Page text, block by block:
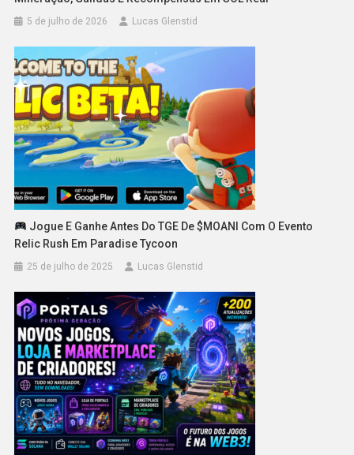
5 de julho de 2026 Lucas Glenstid
Jogue E Ganhe Antes Do TGE De $MOANI Com O Evento
Relic Rush Em Paradise Tycoon
25 de julho de 2025 Lucas Glenstid